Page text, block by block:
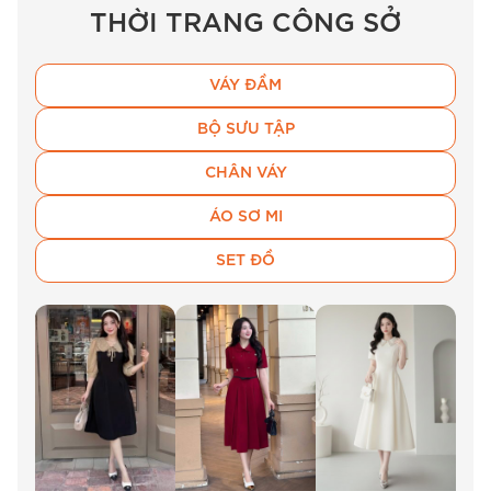
Chất liệu da cao cấp của mẫu thắt lưng BEMINE D2.
Kiểu dáng & thiết kế
Điểm nhấn đắt giá nhất của mẫu
dây thắt lưng
BEMINE cài hình chữ u kim loại d2
chính là
phần đầu khóa. Thiết kế thắt lưng nữ chữ
U bằng kim loại mạ vàng sáng bóng tạo nên vẻ
đẹp hiện đại và quyền lực. Hình dáng chữ U
THỜI TRANG CÔNG SỞ
VÁY ĐẦM
BỘ SƯU TẬP
CHÂN VÁY
ÁO SƠ MI
SET ĐỒ